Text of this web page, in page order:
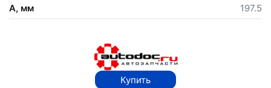
A, мм 197.5
Купить